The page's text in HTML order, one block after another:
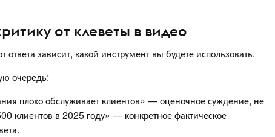
от клеветы в видео
зависит, какой инструмент вы будете использовать.
очередь:
плохо обслуживает клиентов» — оценочное суждение, не
клиентов в 2025 году» — конкретное фактическое